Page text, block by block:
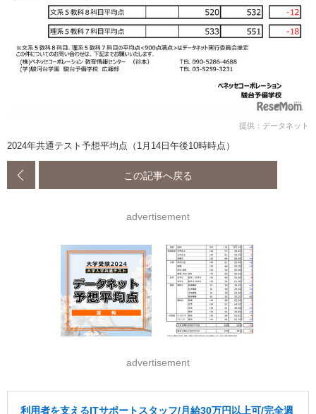
提供：データネット
2024年共通テスト予想平均点（1月14日午後10時時点）
この記事へ戻る
advertisement
advertisement
利用者を支えるITサポートスタッフ/月給30万円以上可/完全週